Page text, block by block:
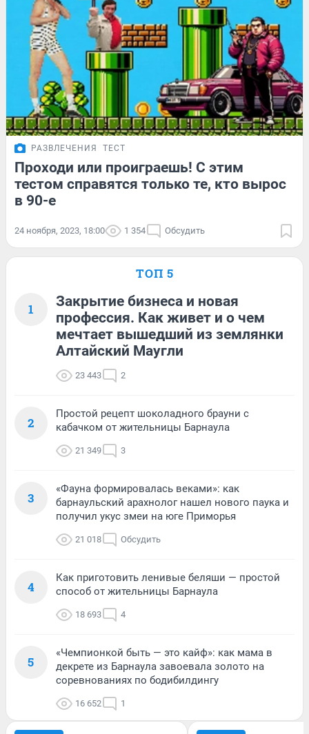
РАЗВЛЕЧЕНИЯ ТЕСТ
Проходи или проиграешь! С этим
тестом справятся только те, кто вырос
в 90-е
24 ноября, 2023, 18:00 1 354 Обсудить
ТОП 5
1
Закрытие бизнеса и новая
профессия. Как живет и о чем
мечтает вышедший из землянки
Алтайский Маугли
23 443 2
2
Простой рецепт шоколадного брауни с
кабачком от жительницы Барнаула
21 349 3
3
«Фауна формировалась веками»: как
барнаульский арахнолог нашел нового паука и
получил укус змеи на юге Приморья
21 018 Обсудить
4
Как приготовить ленивые беляши — простой
способ от жительницы Барнаула
18 693 4
5
«Чемпионкой быть — это кайф»: как мама в
декрете из Барнаула завоевала золото на
соревнованиях по бодибилдингу
16 652 1